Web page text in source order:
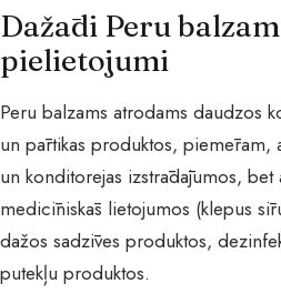
Dažādi Peru
pielietojumi
Peru balzams atrodams daudzos
un pārtikas produktos, piemēram,
un konditorejas izstrādājumos, bet
medicīniskās lietojumos (klepus
dažos sadzīves produktos,
putekļu produktos.